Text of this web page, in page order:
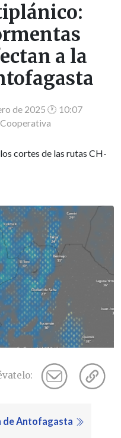
a la
de 2025 🕐 10:07
cortes de las rutas CH-
de Antofagasta